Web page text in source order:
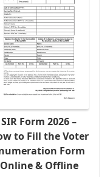
SIR Form 2026 –
to Fill the Voter
Form
Online & Offline